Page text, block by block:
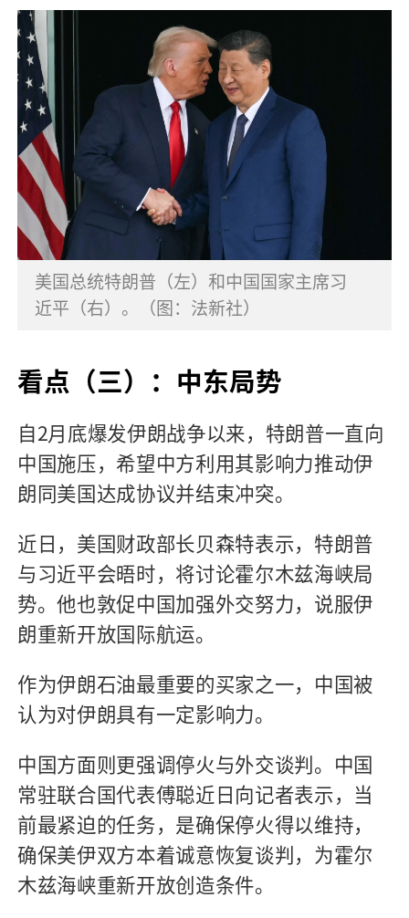
美国总统特朗普（左）和中国国家主席习
近平（右）。（图：法新社）
看点（三）：中东局势
自2月底爆发伊朗战争以来，特朗普一直向
中国施压，希望中方利用其影响力推动伊
朗同美国达成协议并结束冲突。
近日，美国财政部长贝森特表示，特朗普
与习近平会晤时，将讨论霍尔木兹海峡局
势。他也敦促中国加强外交努力，说服伊
朗重新开放国际航运。
作为伊朗石油最重要的买家之一，中国被
认为对伊朗具有一定影响力。
中国方面则更强调停火与外交谈判。中国
常驻联合国代表傅聪近日向记者表示，当
前最紧迫的任务，是确保停火得以维持，
确保美伊双方本着诚意恢复谈判，为霍尔
木兹海峡重新开放创造条件。